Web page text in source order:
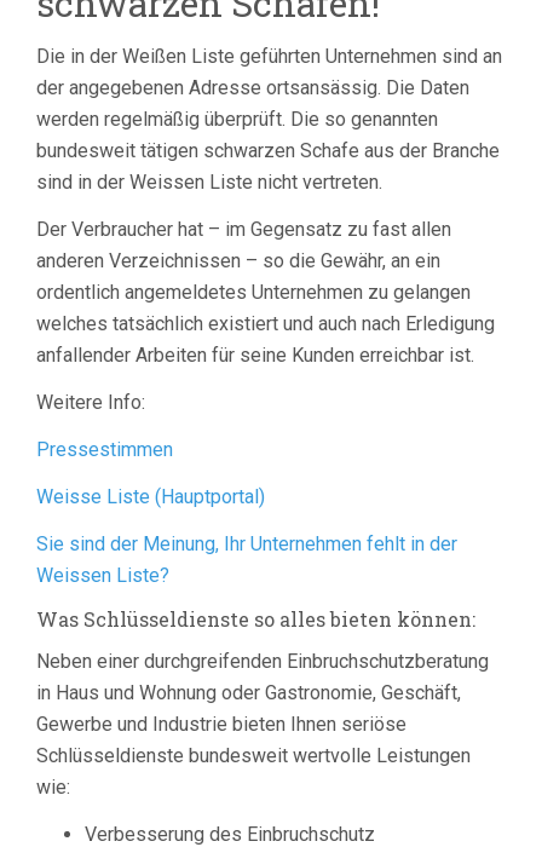
Die in der Weißen Liste geführten Unternehmen sind an
der angegebenen Adresse ortsansässig. Die Daten
werden regelmäßig überprüft. Die so genannten
bundesweit tätigen schwarzen Schafe aus der Branche
sind in der Weissen Liste nicht vertreten.
Der Verbraucher hat – im Gegensatz zu fast allen
anderen Verzeichnissen – so die Gewähr, an ein
ordentlich angemeldetes Unternehmen zu gelangen
welches tatsächlich existiert und auch nach Erledigung
anfallender Arbeiten für seine Kunden erreichbar ist.
Weitere Info:
Pressestimmen
Weisse Liste (Hauptportal)
Sie sind der Meinung, Ihr Unternehmen fehlt in der
Weissen Liste?
Was Schlüsseldienste so alles bieten können:
Neben einer durchgreifenden Einbruchschutzberatung
in Haus und Wohnung oder Gastronomie, Geschäft,
Gewerbe und Industrie bieten Ihnen seriöse
Schlüsseldienste bundesweit wertvolle Leistungen
wie:
Verbesserung des Einbruchschutz